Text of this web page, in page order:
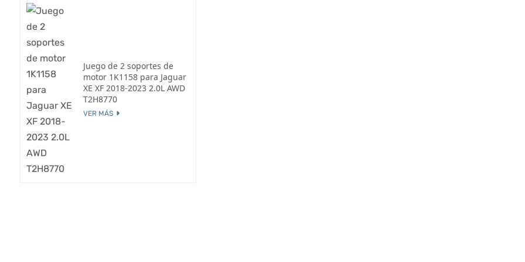
Juego de 2 soportes de
motor 1K1158 para Jaguar
XE XF 2018-2023 2.0L AWD
T2H8770
VER MÁS